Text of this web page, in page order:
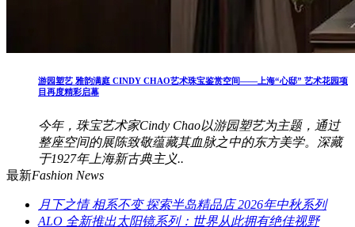
游园塑艺 雅韵满庭 CINDY CHAO艺术珠宝鉴赏空间——上海“心邸” 艺术花园项
目再度精彩启幕
今年，珠宝艺术家Cindy Chao以游园塑艺为主题，通过
整座空间的展陈致敬蕴藏其血脉之中的东方美学。深藏
于1927年上海新古典主义..
最新Fashion News
月下之情 相系不变 探索半岛精品店 2026年中秋系列
ALO 全新推出太阳镜系列：世界从此拥有绝佳视野